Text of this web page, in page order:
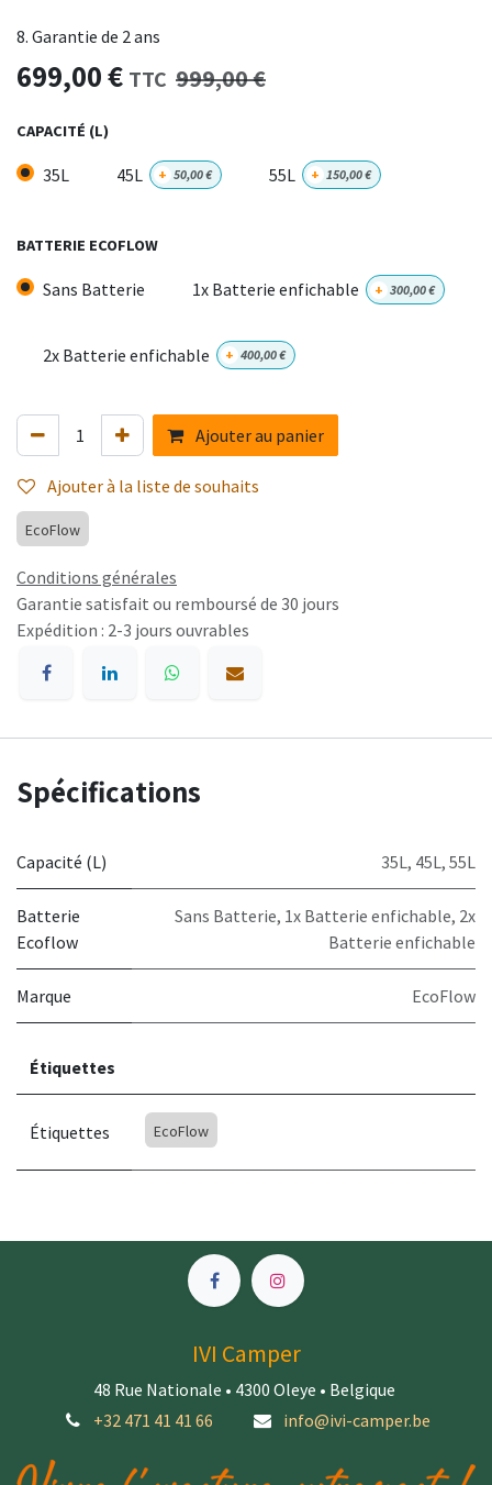
8. Garantie de 2 ans
699,00€ TTC 999,00€
CAPACITÉ (L)
35L 45L + 50,00€ 55L + 150,00€
BATTERIE ECOFLOW
Sans Batterie 1x Batterie enfichable + 300,00€
2x Batterie enfichable + 400,00€
Ajouter au panier
Ajouter à la liste de souhaits
EcoFlow
Conditions générales
Garantie satisfait ou remboursé de 30 jours
Expédition : 2-3 jours ouvrables
Spécifications
Capacité (L) 35L, 45L, 55L
Batterie
Ecoflow
Sans Batterie, 1x Batterie enfichable, 2x
Batterie enfichable
Marque EcoFlow
Étiquettes
Étiquettes EcoFlow
IVI Camper
48 Rue Nationale • 4300 Oleye • Belgique
+32 471 41 41 66
info@ivi-camper.be